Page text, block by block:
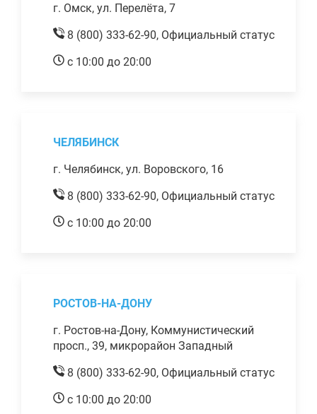
г. Омск, ул. Перелёта, 7
8 (800) 333-62-90, Официальный статус
с 10:00 до 20:00
ЧЕЛЯБИНСК
г. Челябинск, ул. Воровского, 16
8 (800) 333-62-90, Официальный статус
с 10:00 до 20:00
РОСТОВ-НА-ДОНУ
г. Ростов-на-Дону, Коммунистический
просп., 39, микрорайон Западный
8 (800) 333-62-90, Официальный статус
с 10:00 до 20:00